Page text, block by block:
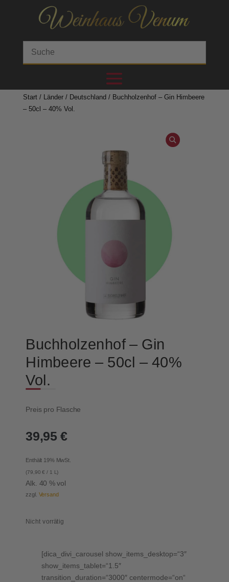
Start/ Länder/ Deutschland / Buchholzenhof – Gin Himbeere
– 50cl – 40% Vol.
Buchholzenhof – Gin
Himbeere – 50cl – 40%
Vol.
Preis pro Flasche
39,95€
Enthält 19% MwSt.
(79,90€ / 1 L)
Alk. 40 % vol
zzgl. Versand
Nicht vorrätig
[dica_divi_carousel show_items_desktop=“3″
show_items_tablet=“1.5″
transition_duration=“3000″ centermode=“on“